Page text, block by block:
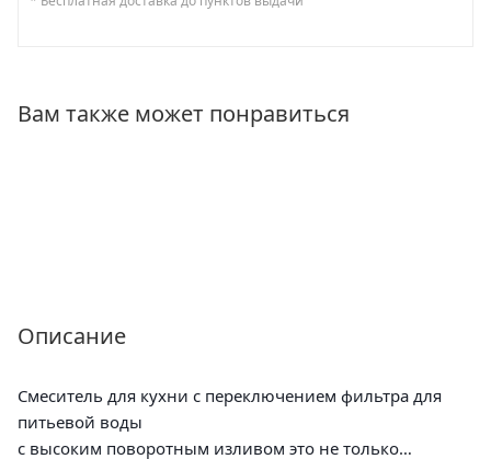
Вам также может понравиться
Описание
Смеситель для кухни с переключением фильтра для
питьевой воды
с высоким поворотным изливом это не только